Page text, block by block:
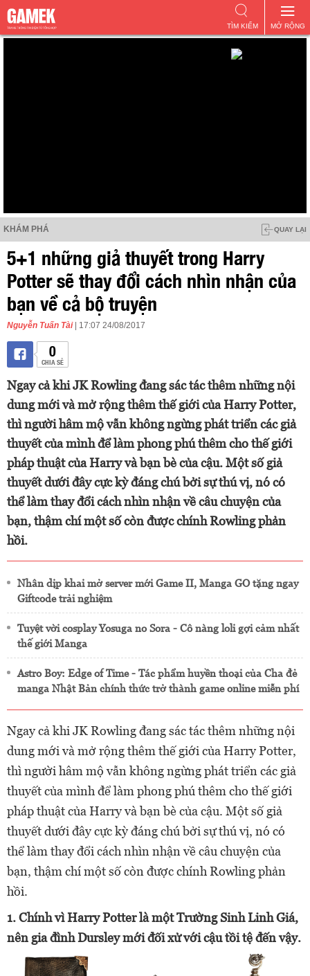
MỞ RỘNG
TÌM KIẾM
KHÁM PHÁ QUAY LẠI
5+1 những giả thuyết trong Harry
Potter sẽ thay đổi cách nhìn nhận của
bạn về cả bộ truyện
Nguyễn Tuấn Tài | 17:07 24/08/2017
0
CHIA SẺ
Ngay cả khi JK Rowling đang sác tác thêm những nội
dung mới và mở rộng thêm thế giới của Harry Potter,
thì người hâm mộ vẫn không ngừng phát triển các giả
thuyết của mình để làm phong phú thêm cho thế giới
pháp thuật của Harry và bạn bè của cậu. Một số giả
thuyết dưới đây cực kỳ đáng chú bởi sự thú vị, nó có
thể làm thay đổi cách nhìn nhận về câu chuyện của
bạn, thậm chí một số còn được chính Rowling phản
hồi.
Nhân dịp khai mở server mới Game II, Manga GO tặng ngay
Giftcode trải nghiệm
Tuyệt vời cosplay Yosuga no Sora - Cô nàng loli gợi cảm nhất
thế giới Manga
Astro Boy: Edge of Time - Tác phẩm huyền thoại của Cha đẻ
manga Nhật Bản chính thức trở thành game online miễn phí
Ngay cả khi JK Rowling đang sác tác thêm những nội
dung mới và mở rộng thêm thế giới của Harry Potter,
thì người hâm mộ vẫn không ngừng phát triển các giả
thuyết của mình để làm phong phú thêm cho thế giới
pháp thuật của Harry và bạn bè của cậu. Một số giả
thuyết dưới đây cực kỳ đáng chú bởi sự thú vị, nó có
thể làm thay đổi cách nhìn nhận về câu chuyện của
bạn, thậm chí một số còn được chính Rowling phản
hồi.
1. Chính vì Harry Potter là một Trường Sinh Linh Giá,
nên gia đình Dursley mới đối xử với cậu tồi tệ đến vậy.